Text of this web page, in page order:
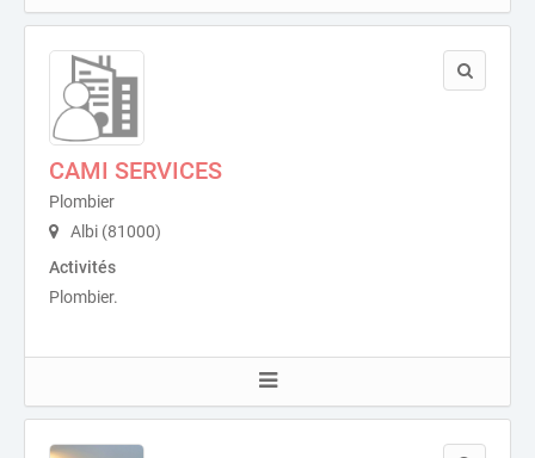
CAMI SERVICES
Plombier
Albi (81000)
Activités
Plombier.